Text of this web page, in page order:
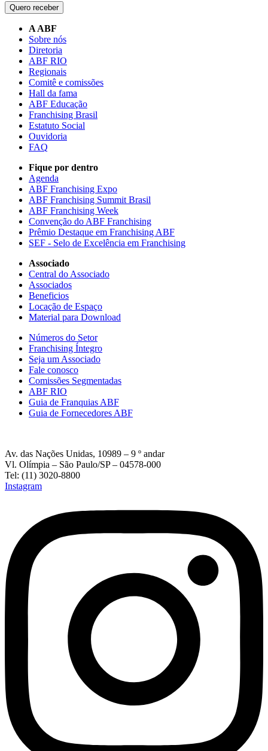
Quero receber
A ABF
Sobre nós
Diretoria
ABF RIO
Regionais
Comitê e comissões
Hall da fama
ABF Educação
Franchising Brasil
Estatuto Social
Ouvidoria
FAQ
Fique por dentro
Agenda
ABF Franchising Expo
ABF Franchising Summit Brasil
ABF Franchising Week
Convenção do ABF Franchising
Prêmio Destaque em Franchising ABF
SEF - Selo de Excelência em Franchising
Associado
Central do Associado
Associados
Beneficios
Locação de Espaço
Material para Download
Números do Setor
Franchising Íntegro
Seja um Associado
Fale conosco
Comissões Segmentadas
ABF RIO
Guia de Franquias ABF
Guia de Fornecedores ABF
Av. das Nações Unidas, 10989 – 9 º andar
Vl. Olímpia – São Paulo/SP – 04578-000
Tel: (11) 3020-8800
Instagram